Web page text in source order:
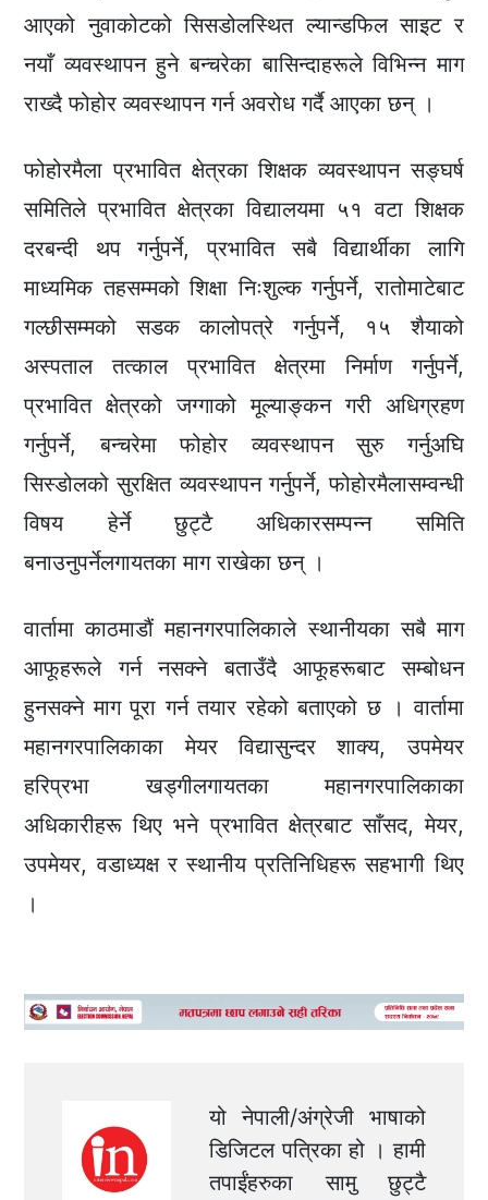
आएको नुवाकोटको सिसडोलस्थित ल्यान्डफिल साइट र
नयाँ व्यवस्थापन हुने बन्चरेका बासिन्दाहरूले विभिन्न माग
राख्दै फोहोर व्यवस्थापन गर्न अवरोध गर्दै आएका छन् ।
फोहोरमैला प्रभावित क्षेत्रका शिक्षक व्यवस्थापन सङ्घर्ष
समितिले प्रभावित क्षेत्रका विद्यालयमा ५१ वटा शिक्षक
दरबन्दी थप गर्नुपर्ने, प्रभावित सबै विद्यार्थीका लागि
माध्यमिक तहसम्मको शिक्षा निःशुल्क गर्नुपर्ने, रातोमाटेबाट
गल्छीसम्मको सडक कालोपत्रे गर्नुपर्ने, १५ शैयाको
अस्पताल तत्काल प्रभावित क्षेत्रमा निर्माण गर्नुपर्ने,
प्रभावित क्षेत्रको जग्गाको मूल्याङ्कन गरी अधिग्रहण
गर्नुपर्ने, बन्चरेमा फोहोर व्यवस्थापन सुरु गर्नुअघि
सिस्डोलको सुरक्षित व्यवस्थापन गर्नुपर्ने, फोहोरमैलासम्वन्धी
विषय हेर्ने छुट्टै अधिकारसम्पन्न समिति
बनाउनुपर्नेलगायतका माग राखेका छन् ।
वार्तामा काठमाडौं महानगरपालिकाले स्थानीयका सबै माग
आफूहरूले गर्न नसक्ने बताउँदै आफूहरूबाट सम्बोधन
हुनसक्ने माग पूरा गर्न तयार रहेको बताएको छ । वार्तामा
महानगरपालिकाका मेयर विद्यासुन्दर शाक्य, उपमेयर
हरिप्रभा खड्गीलगायतका महानगरपालिकाका
अधिकारीहरू थिए भने प्रभावित क्षेत्रबाट साँसद, मेयर,
उपमेयर, वडाध्यक्ष र स्थानीय प्रतिनिधिहरू सहभागी थिए
।
यो नेपाली/अंग्रेजी भाषाको
डिजिटल पत्रिका हो । हामी
तपाईंहरुका सामु छुट्टै